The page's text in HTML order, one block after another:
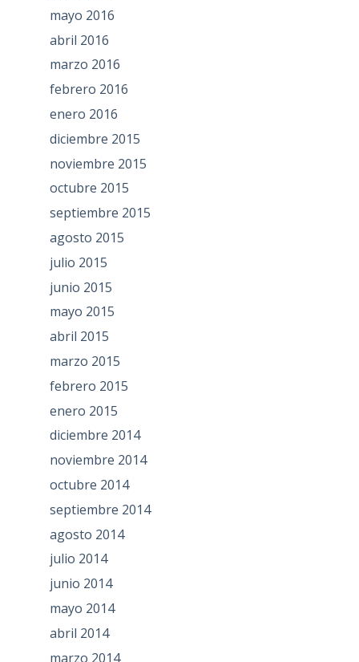
mayo 2016
abril 2016
marzo 2016
febrero 2016
enero 2016
diciembre 2015
noviembre 2015
octubre 2015
septiembre 2015
agosto 2015
julio 2015
junio 2015
mayo 2015
abril 2015
marzo 2015
febrero 2015
enero 2015
diciembre 2014
noviembre 2014
octubre 2014
septiembre 2014
agosto 2014
julio 2014
junio 2014
mayo 2014
abril 2014
marzo 2014